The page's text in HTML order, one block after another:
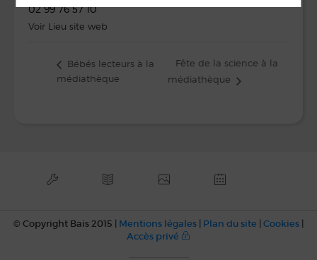
02 99 76 57 10
Voir Lieu site web
Bébés lecteurs à la
médiathèque
Fête de la science à la
médiathèque
© Copyright Bais 2015 | Mentions légales | Plan du site | Cookies |
Accès privé